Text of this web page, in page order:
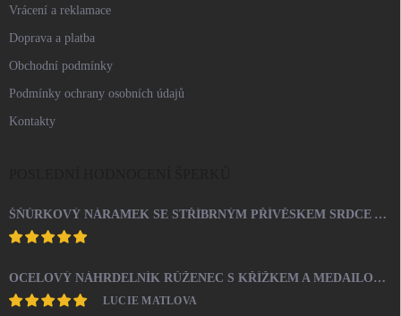
Vrácení a reklamace
Doprava a platba
Obchodní podmínky
Podmínky ochrany osobních údajů
Kontakty
ŠŇŮRKOVÝ NÁRAMEK SE STŘÍBRNÝM PŘÍVĚSKEM SRDCE A KRYSTALY SWAROVSKI CRYSTAL (STŘÍBRO 925/1000)
OCELOVÝ NÁHRDELNÍK RŮŽENEC S KŘÍŽKEM A MEDAILONEM
LUCIE MATLOVA